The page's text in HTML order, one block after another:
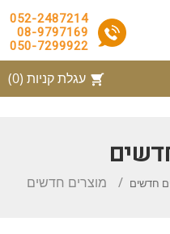
052-2487214
08-9797169
050-7299922
shopping_cart עגלת קניות (0)
חדשים מוצרים חדשים